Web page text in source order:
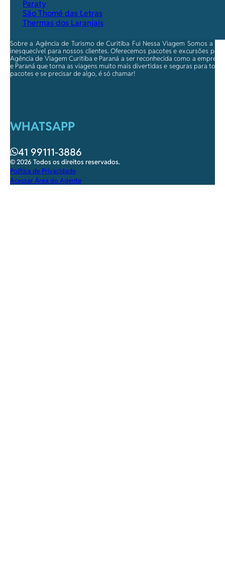
Paraty
São Thomé das Letras
Thermas dos Laranjais
Sobre a Agência de Turismo de Curitiba Fui Nessa Viagem Somos a
inesquecível para nossos clientes. Oferecemos pacotes e excursões
Agência de Viagem Curitiba e Paraná a ser reconhecida como a
e Paraná que torna as viagens muito mais divertidas e seguras para
pacotes e se precisar de algo, é só chamar!
WHATSAPP
41 99111-3886
© 2026 Todos os direitos reservados.
Política de Privacidade
Acessar Área do Agente